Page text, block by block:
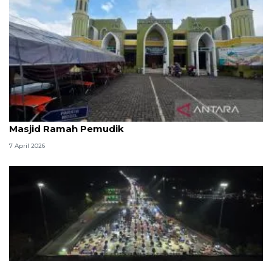
Kemenag: 3,5 juta orang manfaatkan layanan
Masjid Ramah Pemudik
7 April 2026